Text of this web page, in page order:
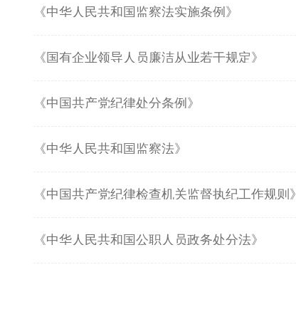
《中华人民共和国监察法实施条例》
《国有企业领导人员廉洁从业若干规定》
《中国共产党纪律处分条例》
《中华人民共和国监察法》
《中国共产党纪律检查机关监督执纪工作规则》
《中华人民共和国公职人员政务处分法》